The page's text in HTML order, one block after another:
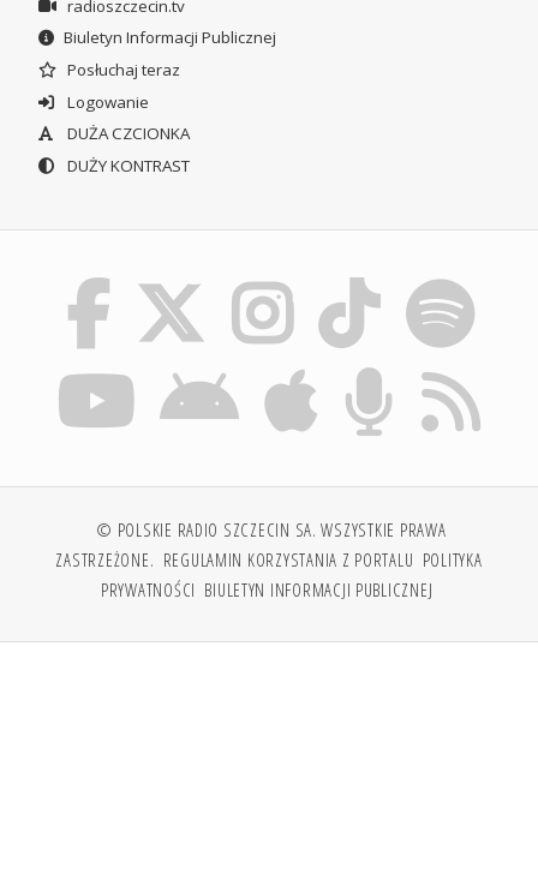
radioszczecin.tv
Biuletyn Informacji Publicznej
Posłuchaj teraz
Logowanie
DUŻA CZCIONKA
DUŻY KONTRAST
© POLSKIE RADIO SZCZECIN SA. WSZYSTKIE PRAWA
ZASTRZEŻONE. REGULAMIN KORZYSTANIA Z PORTALU POLITYKA
PRYWATNOŚCI BIULETYN INFORMACJI PUBLICZNEJ